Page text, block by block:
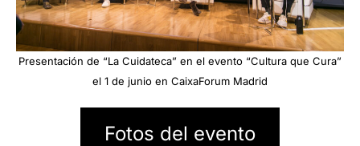
Presentación de “La Cuidateca” en el evento “Cultura que Cura”
el 1 de junio en CaixaForum Madrid
Fotos del evento